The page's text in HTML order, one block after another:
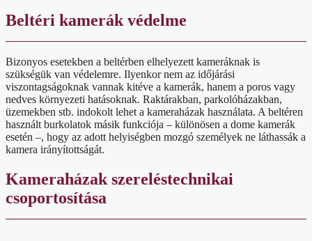
Beltéri kamerák védelme
Bizonyos esetekben a beltérben elhelyezett kameráknak is
szükségük van védelemre. Ilyenkor nem az időjárási
viszontagságoknak vannak kitéve a kamerák, hanem a poros vagy
nedves környezeti hatásoknak. Raktárakban, parkolóházakban,
üzemekben stb. indokolt lehet a kameraházak használata. A beltéren
használt burkolatok másik funkciója – különösen a dome kamerák
esetén –, hogy az adott helyiségben mozgó személyek ne láthassák a
kamera irányítottságát.
Kameraházak szereléstechnikai
csoportosítása